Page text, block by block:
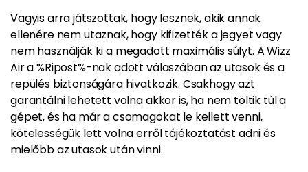
Vagyis arra játszottak, hogy lesznek, akik annak
ellenére nem utaznak, hogy kifizették a jegyet vagy
nem használják ki a megadott maximális súlyt. A Wizz
Air a %Ripost%-nak adott válaszában az utasok és a
repülés biztonságára hivatkozik. Csakhogy azt
garantálni lehetett volna akkor is, ha nem töltik túl a
gépet, és ha már a csomagokat le kellett venni,
kötelességük lett volna erről tájékoztatást adni és
mielőbb az utasok után vinni.